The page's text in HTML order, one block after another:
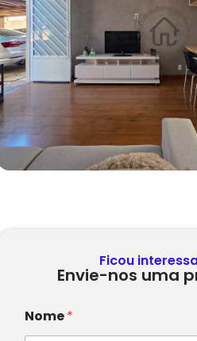
Ficou
Envie-nos uma
Nome*